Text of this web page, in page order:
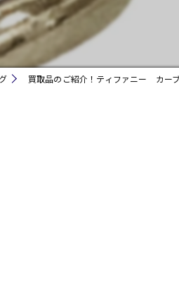
買取品のご紹介！ティファニー カー